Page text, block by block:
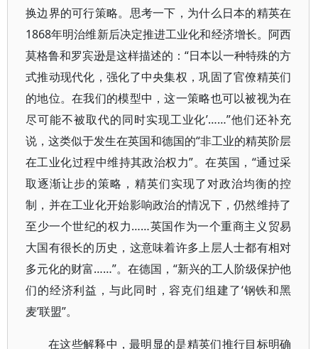
换边界的可行策略。思考一下，为什么日本的精英在
1868年明治维新后决定推进工业化和经济增长。阿西
莫格鲁和罗宾逊是这样描述的：“日本以一种特殊的方
式推动现代化，强化了中央集权，巩固了官僚精英们
的地位。在我们的模型中，这一策略也可以被视为在
尽可能不被取代的同时实现工业化’……”他们还补充
说，这类似于发生在英国和德国的“非工业的精英阶层
在工业化过程中维持其政治权力”。在英国，“通过采
取逐渐让步的策略，精英们实现了对政治均衡的控
制，并在工业化开始影响政治的情况下，仍然维持了
至少一个世纪的权力……英国作为一个重商主义贸易
大国有很长的历史，这意味着许多上层人士都有相对
多元化的财富……”。在德国，“新兴的工人阶级保护他
们的经济利益，与此同时，容克们组建了‘钢铁和黑
麦’联盟”。
在这些解释中，最明显的是精英们推行目标明确